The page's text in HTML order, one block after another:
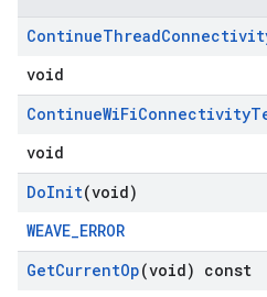
ContinueThread
void
ContinueWiFiConnectivity
void
DoInit(void)
WEAVE_ERROR
GetCurrentOp(void) const